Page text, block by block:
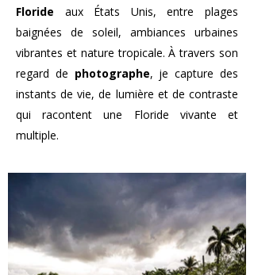
Floride aux États Unis, entre plages
baignées de soleil, ambiances urbaines
vibrantes et nature tropicale. À travers son
regard de photographe, je capture des
instants de vie, de lumière et de contraste
qui racontent une Floride vivante et
multiple.